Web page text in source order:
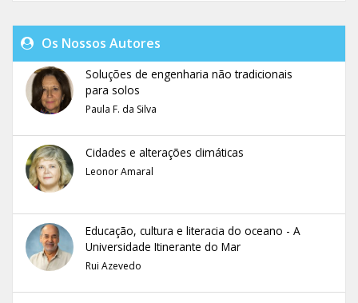
Os Nossos Autores
Soluções de engenharia não tradicionais
para solos
Paula F. da Silva
Cidades e alterações climáticas
Leonor Amaral
Educação, cultura e literacia do oceano - A
Universidade Itinerante do Mar
Rui Azevedo